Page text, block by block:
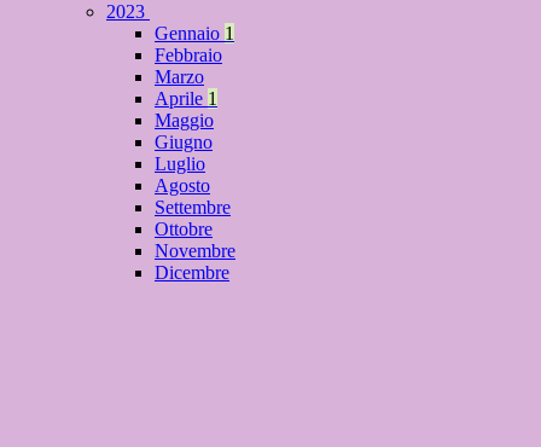
2023
Gennaio 1
Febbraio
Marzo
Aprile 1
Maggio
Giugno
Luglio
Agosto
Settembre
Ottobre
Novembre
Dicembre